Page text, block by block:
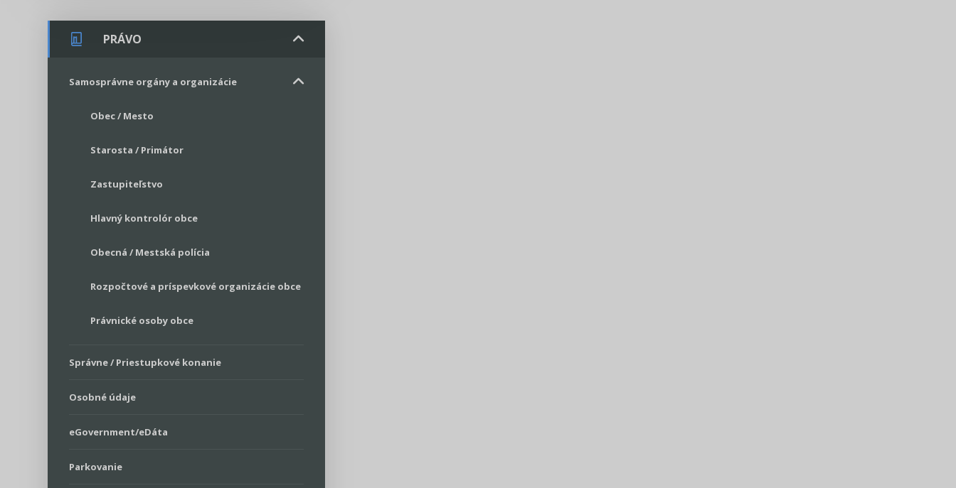
PRÁVO
Samosprávne orgány a organizácie
Obec / Mesto
Starosta / Primátor
Zastupiteľstvo
Hlavný kontrolór obce
Obecná / Mestská polícia
Rozpočtové a príspevkové organizácie obce
Právnické osoby obce
Správne / Priestupkové konanie
Osobné údaje
eGovernment/eDáta
Parkovanie